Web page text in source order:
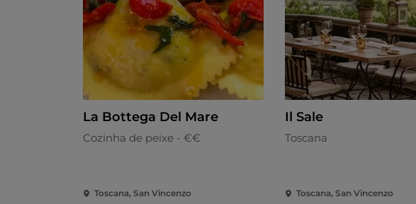
La Bottega Del Mare
Cozinha de peixe - €€
Toscana, San Vincenzo
Il Sale
Toscana
Toscana, San Vincenzo